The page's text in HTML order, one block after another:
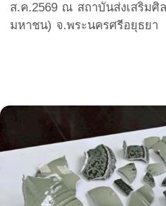
ส.ค.2569 ณ สถาบันส่งเสริมศิ
มหาชน) จ.พระนครศรีอยุธยา